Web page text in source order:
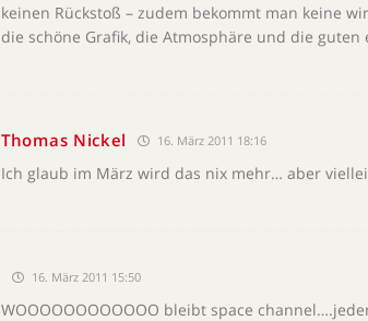
keinen Rückstoß – zudem bekommt man keine
die schöne Grafik, die Atmosphäre und die guten
Thomas Nickel 16. März 2011 18:16
Ich glaub im März wird das nix mehr… aber
16. März 2011 15:50
WOOOOOOOOOOOO bleibt space